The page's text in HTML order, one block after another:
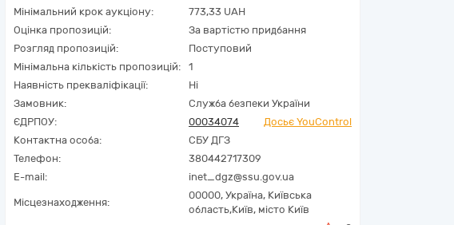
Мінімальний крок аукціону:
773,33 UAH
Оцінка пропозицій:
За вартістю придбання
Розгляд пропозицій:
Поступовий
Мінімальна кількість пропозицій:
1
Наявність прекваліфікації:
Ні
Замовник:
Служба безпеки України
ЄДРПОУ:
00034074
Досьє YouControl
Контактна особа:
СБУ ДГЗ
Телефон:
380442717309
E-mail:
inet_dgz@ssu.gov.ua
Місцезнаходження:
00000, Україна, Київська
область,Київ, місто Київ